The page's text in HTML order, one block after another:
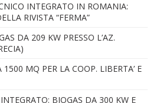
INTEGRATO IN ROMANIA:
RIVISTA “FERMA”
DA 209 KW PRESSO L’AZ.
MQ PER LA COOP. LIBERTA’ E
BIOGAS DA 300 KW E